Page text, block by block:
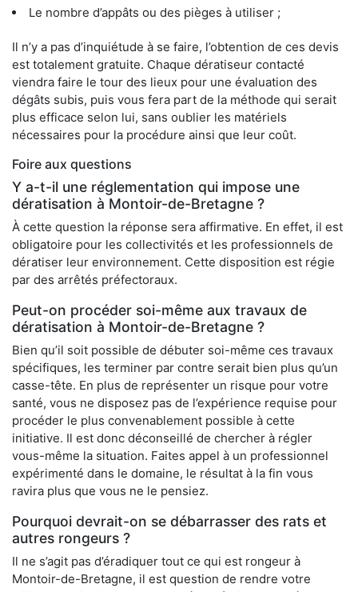
Le nombre d’appâts ou des pièges à utiliser ;
Il n’y a pas d’inquiétude à se faire, l’obtention de ces devis
est totalement gratuite. Chaque dératiseur contacté
viendra faire le tour des lieux pour une évaluation des
dégâts subis, puis vous fera part de la méthode qui serait
plus efficace selon lui, sans oublier les matériels
nécessaires pour la procédure ainsi que leur coût.
Foire aux questions
Y a-t-il une réglementation qui impose une
dératisation à Montoir-de-Bretagne ?
À cette question la réponse sera affirmative. En effet, il est
obligatoire pour les collectivités et les professionnels de
dératiser leur environnement. Cette disposition est régie
par des arrêtés préfectoraux.
Peut-on procéder soi-même aux travaux de
dératisation à Montoir-de-Bretagne ?
Bien qu’il soit possible de débuter soi-même ces travaux
spécifiques, les terminer par contre serait bien plus qu’un
casse-tête. En plus de représenter un risque pour votre
santé, vous ne disposez pas de l’expérience requise pour
procéder le plus convenablement possible à cette
initiative. Il est donc déconseillé de chercher à régler
vous-même la situation. Faites appel à un professionnel
expérimenté dans le domaine, le résultat à la fin vous
ravira plus que vous ne le pensiez.
Pourquoi devrait-on se débarrasser des rats et
autres rongeurs ?
Il ne s’agit pas d’éradiquer tout ce qui est rongeur à
Montoir-de-Bretagne, il est question de rendre votre